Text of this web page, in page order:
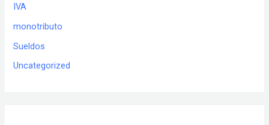
IVA
monotributo
Sueldos
Uncategorized